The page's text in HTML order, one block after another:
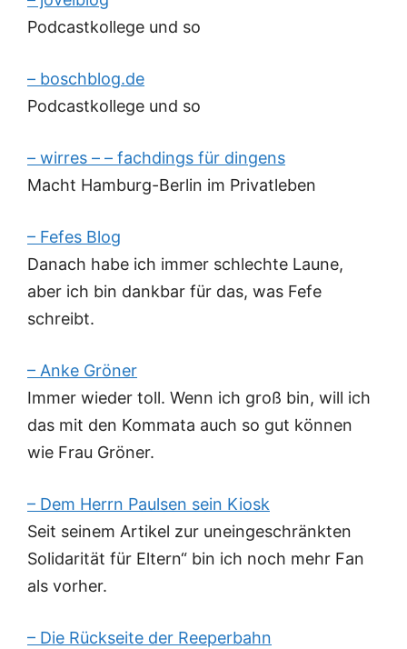
Podcastkollege und so
– boschblog.de
Podcastkollege und so
– wirres – – fachdings für dingens
Macht Hamburg-Berlin im Privatleben
– Fefes Blog
Danach habe ich immer schlechte Laune,
aber ich bin dankbar für das, was Fefe
schreibt.
– Anke Gröner
Immer wieder toll. Wenn ich groß bin, will ich
das mit den Kommata auch so gut können
wie Frau Gröner.
– Dem Herrn Paulsen sein Kiosk
Seit seinem Artikel zur uneingeschränkten
Solidarität für Eltern“ bin ich noch mehr Fan
als vorher.
– Die Rückseite der Reeperbahn